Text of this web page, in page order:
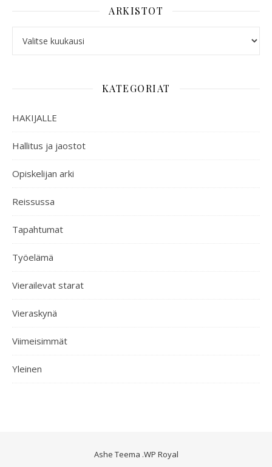
ARKISTOT
KATEGORIAT
HAKIJALLE
Hallitus ja jaostot
Opiskelijan arki
Reissussa
Tapahtumat
Työelämä
Vierailevat starat
Vieraskynä
Viimeisimmät
Yleinen
Ashe Teema .WP Royal